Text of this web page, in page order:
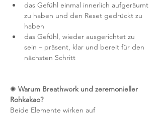
das Gefühl einmal innerlich aufgeräumt
zu haben und den Reset gedrückt zu
haben
das Gefühl, wieder ausgerichtet zu
sein – präsent, klar und bereit für den
nächsten Schritt
✺ Warum Breathwork und zeremonieller
Rohkakao?
Beide Elemente wirken auf